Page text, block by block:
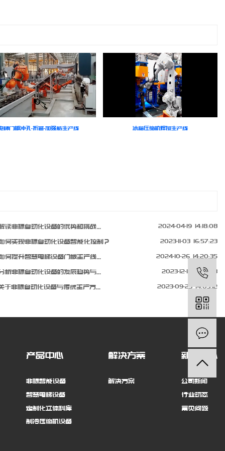
梯门板冲孔-折弯-加强筋生产线 冰箱压缩机焊接生产线
读非标自动化设备的优势和挑战... 2024-04-19 14:18:08
何实现非标自动化设备智能化控制？ 2023-11-03 16:57:23
何提升智慧电梯设备门板生产线... 2024-10-26 14:20:35
析非标自动化设备的发展趋势与... 2023-12-16 10:46:18
于非标自动化设备与传统生产方... 2023-09-23 14:03:12
产品中心
非标智能设备
智慧电梯设备
定制化立体料库
制冷压缩机设备
解决方案
解决方案
新闻中心
公司新闻
行业动态
常见问题